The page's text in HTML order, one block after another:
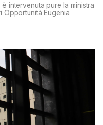
intervenuta pure la ministra
Opportunità Eugenia